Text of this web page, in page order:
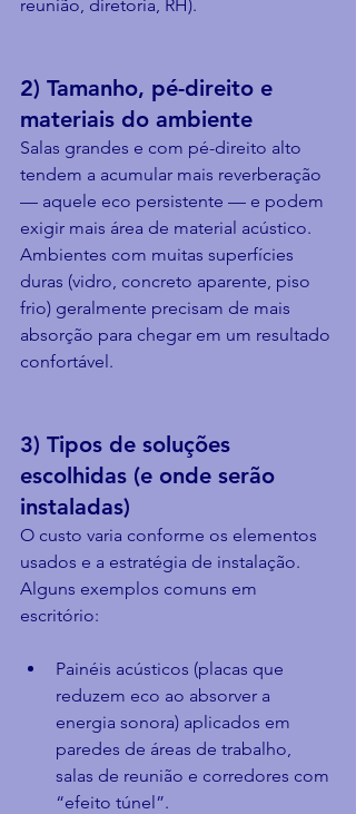
reunião, diretoria, RH).
2) Tamanho, pé-direito e
materiais do ambiente
Salas grandes e com pé-direito alto
tendem a acumular mais reverberação
— aquele eco persistente — e podem
exigir mais área de material acústico.
Ambientes com muitas superfícies
duras (vidro, concreto aparente, piso
frio) geralmente precisam de mais
absorção para chegar em um resultado
confortável.
3) Tipos de soluções
escolhidas (e onde serão
instaladas)
O custo varia conforme os elementos
usados e a estratégia de instalação.
Alguns exemplos comuns em
escritório:
Painéis acústicos (placas que
reduzem eco ao absorver a
energia sonora) aplicados em
paredes de áreas de trabalho,
salas de reunião e corredores com
“efeito túnel”.